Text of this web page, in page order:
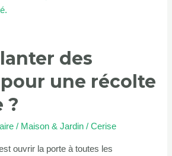
des
une récolte
?
/ Maison & Jardin /Cerise
ouvrir la porte à toutes les